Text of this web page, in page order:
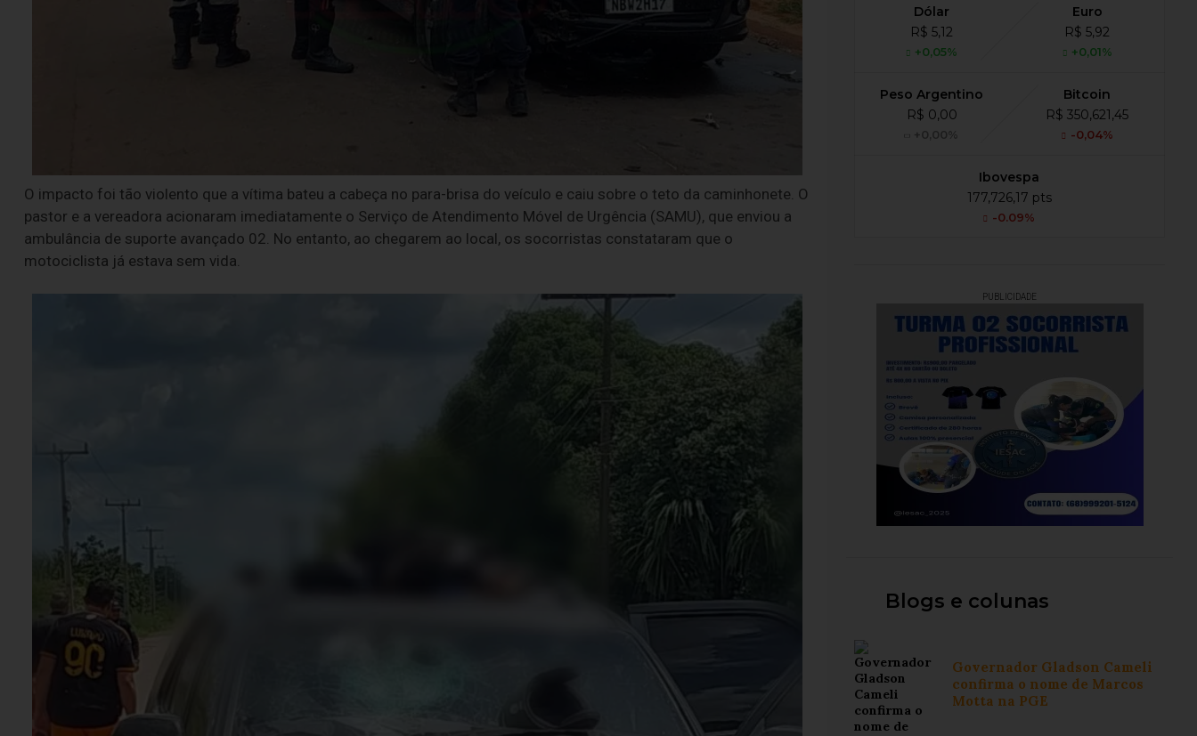
O impacto foi tão violento que a vítima bateu a cabeça no para-brisa do veículo e caiu sobre o teto da caminhonete. O
pastor e a vereadora acionaram imediatamente o Serviço de Atendimento Móvel de Urgência (SAMU), que enviou a
ambulância de suporte avançado 02. No entanto, ao chegarem ao local, os socorristas constataram que o
motociclista já estava sem vida.
Dólar
R$ 5,12
+0,05%
Euro
R$ 5,92
+0,01%
Peso Argentino
R$ 0,00
+0,00%
Bitcoin
R$ 350,621,45
-0,04%
Ibovespa
177,726,17 pts
-0.09%
PUBLICIDADE
Blogs e colunas
Governador Gladson Cameli
confirma o nome de Marcos
Motta na PGE